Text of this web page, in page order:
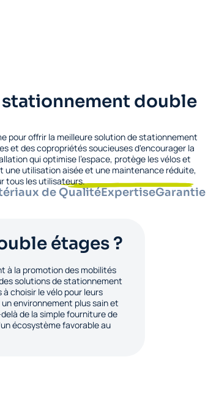
double
pour offrir la meilleure solution de stationnement
et des copropriétés soucieuses d'encourager la
qui optimise l'espace, protège les vélos et
utilisation aisée et une maintenance réduite,
tous les utilisateurs.
de QualitéExpertiseGarantie
étages ?
à la promotion des mobilités
solutions de stationnement
choisir le vélo pour leurs
environnement plus sain et
de la simple fourniture de
écosystème favorable au